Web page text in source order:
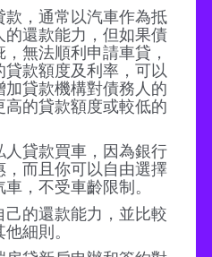
，通常以汽車作為抵
還款能力，但如果債
無法順利申請車貸，
款額度及利率，可以
貸款機構對債務人的
的貸款額度或較低的
人貸款買車，因為銀行
而且你可以自由選擇
，不受車齡限制。
的還款能力，並比較
細則。